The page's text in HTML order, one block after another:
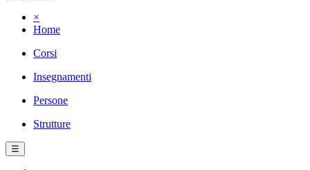
×
Home
Corsi
Insegnamenti
Persone
Strutture
☰